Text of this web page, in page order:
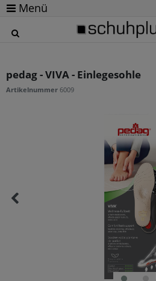
Menü
pedag - VIVA - Einlegesohle
Artikelnummer 6009